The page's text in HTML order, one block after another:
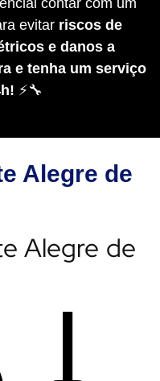
contar com um
evitar riscos de
e danos a
e tenha um serviço
⚡🔧
Alegre de
Alegre de